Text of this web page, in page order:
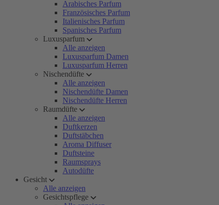
Arabisches Parfum
Französisches Parfum
Italienisches Parfum
Spanisches Parfum
Luxusparfum
Alle anzeigen
Luxusparfum Damen
Luxusparfum Herren
Nischendüfte
Alle anzeigen
Nischendüfte Damen
Nischendüfte Herren
Raumdüfte
Alle anzeigen
Duftkerzen
Duftstäbchen
Aroma Diffuser
Duftsteine
Raumsprays
Autodüfte
Gesicht
Alle anzeigen
Gesichtspflege